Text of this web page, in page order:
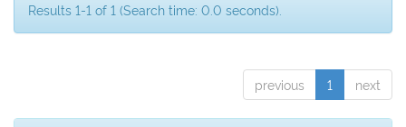
Results 1-1 of 1 (Search time: 0.0 seconds).
previous 1 next